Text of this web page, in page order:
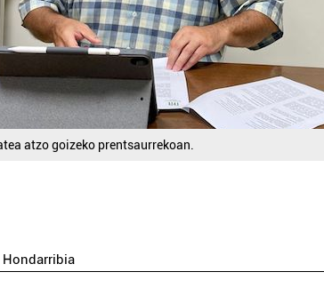
atzo goizeko prentsaurrekoan.
Hondarribia